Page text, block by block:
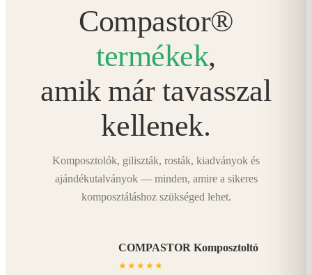
Compastor®
termékek,
amik már tavasszal
kellenek.
Komposztolók, giliszták, rosták, kiadványok és
ajándékutalványok — minden, amire a sikeres
komposztáláshoz szükséged lehet.
COMPASTOR Komposztoltó
★ ★ ★ ★ ★